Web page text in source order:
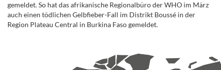
gemeldet. So hat das afrikanische Regionalbüro der WHO im März
auch einen tödlichen Gelbfieber-Fall im Distrikt Boussé in der
Region Plateau Central in Burkina Faso gemeldet.